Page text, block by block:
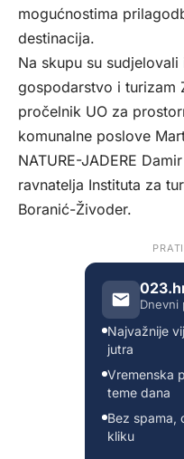
mogućnostima
destinacija.
Na skupu su
gospodarstvo i turizam
pročelnik UO za
komunalne poslove
NATURE-JADERE
ravnatelja Instituta za
Boranić-Živoder.
Dnevni
Najvažnije
jutra
Vremenska
teme dana
Bez spama,
kliku